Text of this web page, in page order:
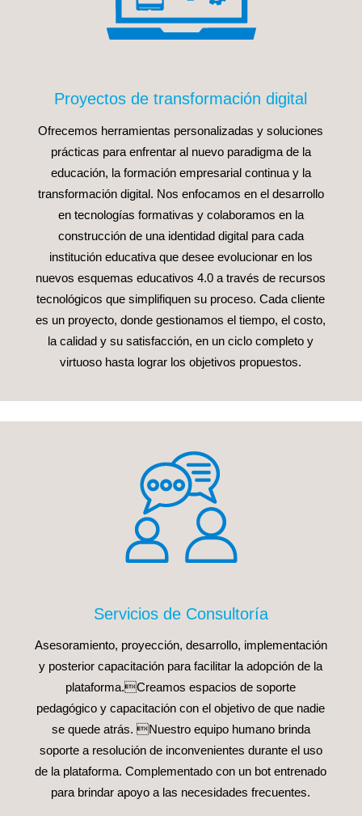
Proyectos de transformación digital
Ofrecemos herramientas personalizadas y soluciones
prácticas para enfrentar al nuevo paradigma de la
educación, la formación empresarial continua y la
transformación digital. Nos enfocamos en el desarrollo
en tecnologías formativas y colaboramos en la
construcción de una identidad digital para cada
institución educativa que desee evolucionar en los
nuevos esquemas educativos 4.0 a través de recursos
tecnológicos que simplifiquen su proceso. Cada cliente
es un proyecto, donde gestionamos el tiempo, el costo,
la calidad y su satisfacción, en un ciclo completo y
virtuoso hasta lograr los objetivos propuestos.
Servicios de Consultoría
Asesoramiento, proyección, desarrollo, implementación
y posterior capacitación para facilitar la adopción de la
plataforma.Creamos espacios de soporte
pedagógico y capacitación con el objetivo de que nadie
se quede atrás. Nuestro equipo humano brinda
soporte a resolución de inconvenientes durante el uso
de la plataforma. Complementado con un bot entrenado
para brindar apoyo a las necesidades frecuentes.